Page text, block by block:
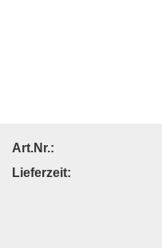
Art.Nr.:
Lieferzeit: